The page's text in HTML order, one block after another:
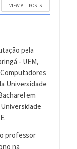
VIEW ALL POSTS
pela
- UEM,
Universidade
em
professor
na